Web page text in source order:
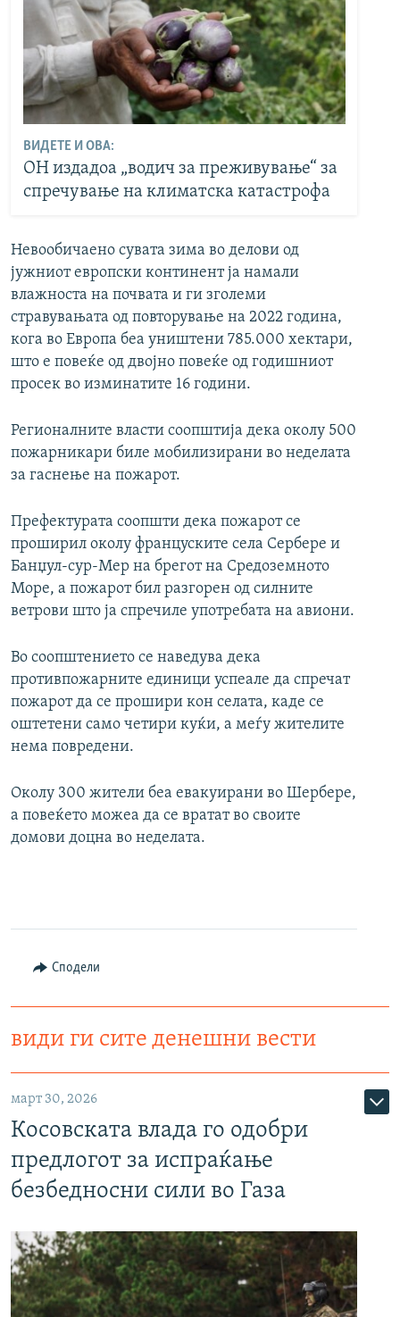
ВИДЕТЕ И ОВА:
ОН издадоа „водич за преживување“ за
спречување на климатска катастрофа
Невообичаено сувата зима во делови од
јужниот европски континент ја намали
влажноста на почвата и ги зголеми
стравувањата од повторување на 2022 година,
кога во Европа беа уништени 785.000 хектари,
што е повеќе од двојно повеќе од годишниот
просек во изминатите 16 години.
Регионалните власти соопштија дека околу 500
пожарникари биле мобилизирани во неделата
за гаснење на пожарот.
Префектурата соопшти дека пожарот се
проширил околу француските села Сербере и
Банџул-сур-Мер на брегот на Средоземното
Море, а пожарот бил разгорен од силните
ветрови што ја спречиле употребата на авиони.
Во соопштението се наведува дека
противпожарните единици успеале да спречат
пожарот да се прошири кон селата, каде се
оштетени само четири куќи, а меѓу жителите
нема повредени.
Околу 300 жители беа евакуирани во Шербере,
а повеќето можеа да се вратат во своите
домови доцна во неделата.
Сподели
види ги сите денешни вести
март 30, 2026
Косовската влада го одобри
предлогот за испраќање
безбедносни сили во Газа